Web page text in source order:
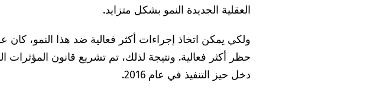
العقلية الجديدة النمو بشكل متزايد.
ولكي يمكن اتخاذ إجراءات أكثر فعالية ضد هذا النمو، كان
دخل حيز التنفيذ في عام 2016.